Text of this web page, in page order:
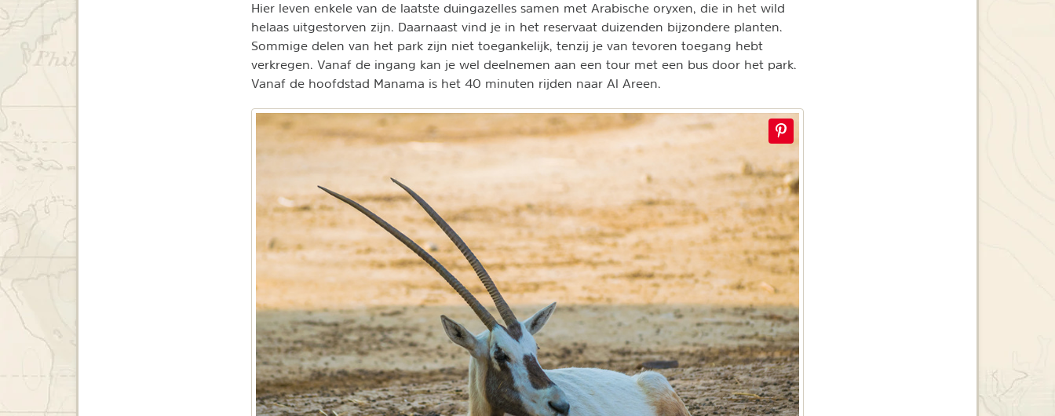
Hier leven enkele van de laatste duingazelles samen met Arabische oryxen, die in het wild
helaas uitgestorven zijn. Daarnaast vind je in het reservaat duizenden bijzondere planten.
Sommige delen van het park zijn niet toegankelijk, tenzij je van tevoren toegang hebt
verkregen. Vanaf de ingang kan je wel deelnemen aan een tour met een bus door het park.
Vanaf de hoofdstad Manama is het 40 minuten rijden naar Al Areen.